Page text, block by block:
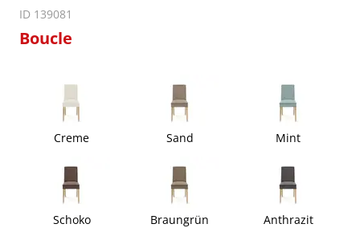
ID 139081
Boucle
Creme Sand Mint
Schoko Braungrün Anthrazit